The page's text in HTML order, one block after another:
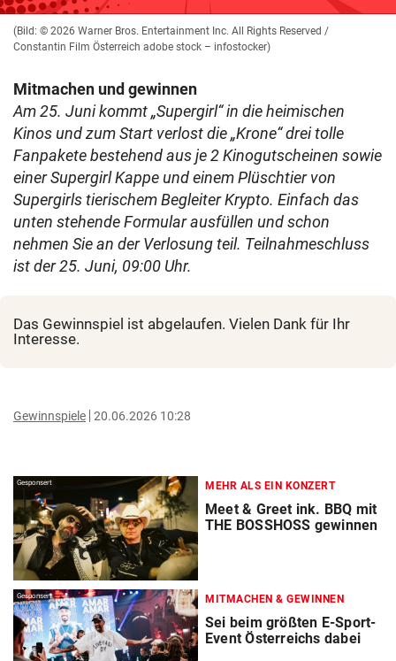
(Bild: © 2026 Warner Bros. Entertainment Inc. All Rights Reserved /
Constantin Film Österreich adobe stock – infostocker)
Mitmachen und gewinnen
Am 25. Juni kommt „Supergirl“ in die heimischen
Kinos und zum Start verlost die „Krone“ drei tolle
Fanpakete bestehend aus je 2 Kinogutscheinen sowie
einer Supergirl Kappe und einem Plüschtier von
Supergirls tierischem Begleiter Krypto. Einfach das
unten stehende Formular ausfüllen und schon
nehmen Sie an der Verlosung teil. Teilnahmeschluss
ist der 25. Juni, 09:00 Uhr.
Das Gewinnspiel ist abgelaufen. Vielen Dank für Ihr
Interesse.
Gewinnspiele 20.06.2026 10:28
Gesponsert MEHR ALS EIN KONZERT
Meet & Greet ink. BBQ mit
THE BOSSHOSS gewinnen
Gesponsert MITMACHEN & GEWINNEN
Sei beim größten E-Sport-
Event Österreichs dabei